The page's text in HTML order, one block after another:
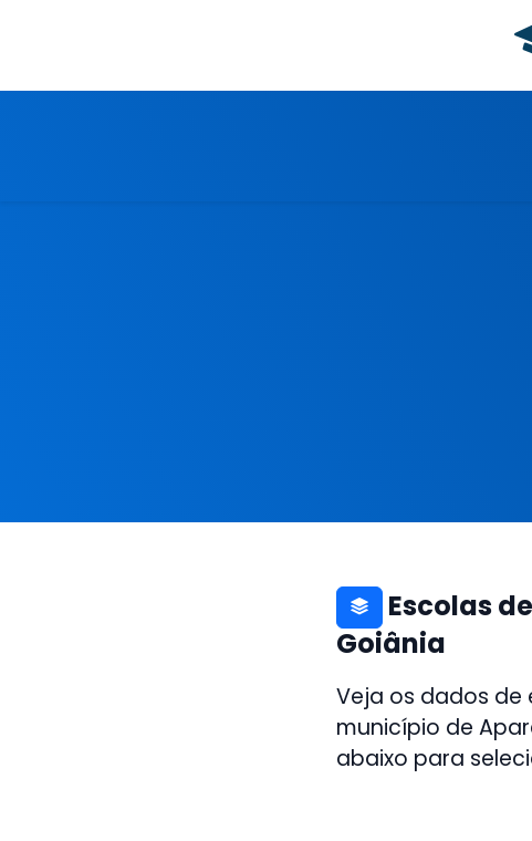
Escolas
Goiânia
Veja os dados de
município de
abaixo para